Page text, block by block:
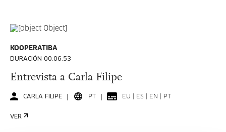
KOOPERATIBA
DURACIÓN 00:06:53
Entrevista a Carla Filipe
CARLA FILIPE PT EU | ES | EN | PT
VER